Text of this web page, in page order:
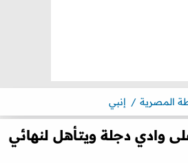
المصرية إنبي
وادي دجلة ويتأهل لنهائي